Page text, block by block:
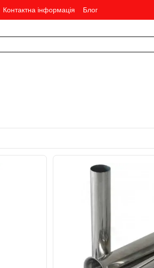
Контактна інформація Блог